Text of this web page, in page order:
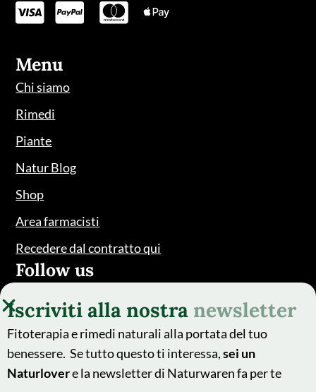
Menu
Chi siamo
Rimedi
Piante
Natur Blog
Shop
Area farmacisti
Recedere dal contratto qui
Follow us
Iscriviti alla nostra newsletter
Fitoterapia e rimedi naturali alla portata del tuo
benessere. Se tutto questo ti interessa,sei un
Naturlovere la newsletter di Naturwaren fa per te